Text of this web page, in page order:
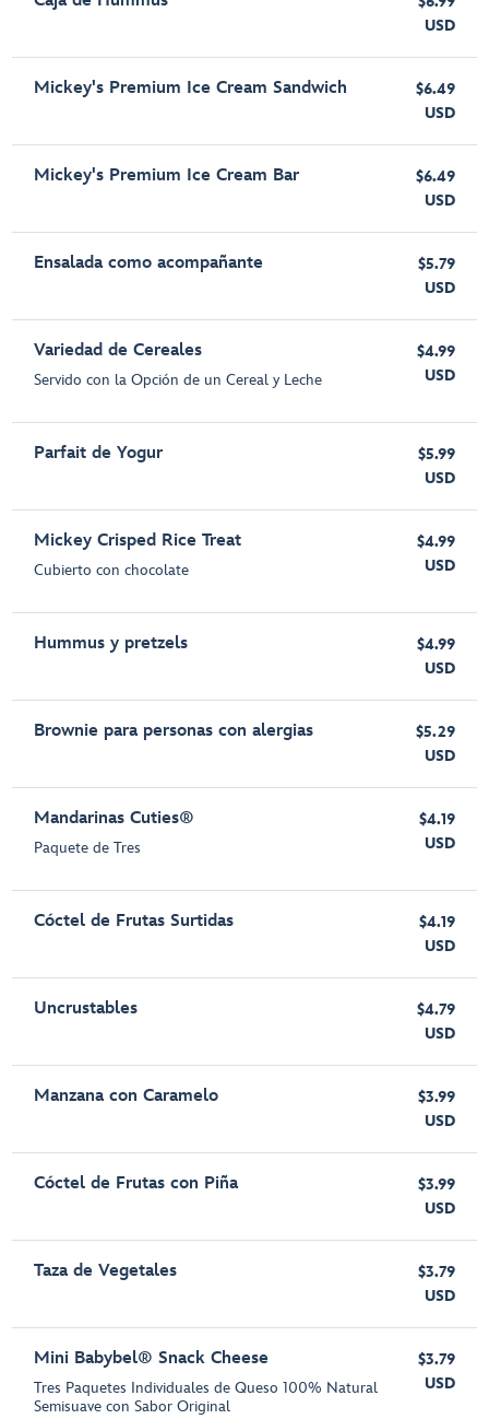
USD
Mickey's Premium Ice Cream Sandwich
$6.49
USD
Mickey's Premium Ice Cream Bar
$6.49
USD
Ensalada como acompañante
$5.79
USD
Variedad de Cereales
Servido con la Opción de un Cereal y Leche
$4.99
USD
Parfait de Yogur
$5.99
USD
Mickey Crisped Rice Treat
Cubierto con chocolate
$4.99
USD
Hummus y pretzels
$4.99
USD
Brownie para personas con alergias
$5.29
USD
Mandarinas Cuties®
Paquete de Tres
$4.19
USD
Cóctel de Frutas Surtidas
$4.19
USD
Uncrustables
$4.79
USD
Manzana con Caramelo
$3.99
USD
Cóctel de Frutas con Piña
$3.99
USD
Taza de Vegetales
$3.79
USD
Mini Babybel® Snack Cheese
Tres Paquetes Individuales de Queso 100% Natural
Semisuave con Sabor Original
$3.79
USD